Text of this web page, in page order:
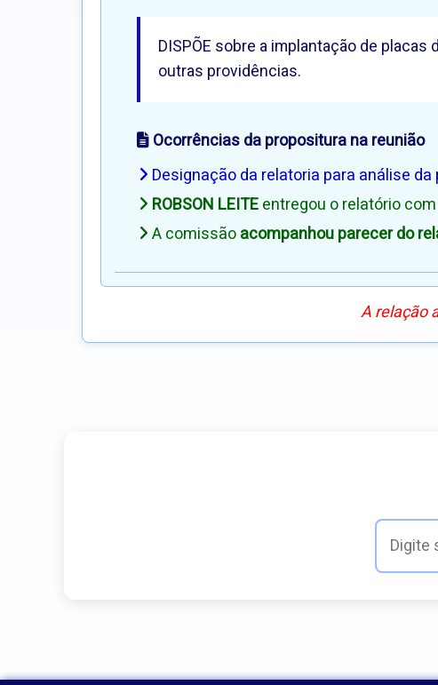
DISPÕE sobre a implantação de
outras providências.
Ocorrências da propositura na reunião
Designação da relatoria para análise
ROBSON LEITEentregou o relatório
A comissãoacompanhou parecer do
A relação